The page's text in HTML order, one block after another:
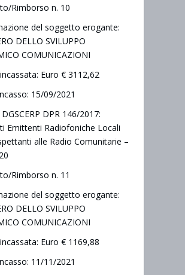
Rimborso n. 10
del soggetto erogante:
DELLO SVILUPPO
COMUNICAZIONI
Euro € 3112,62
15/09/2021
DPR 146/2017:
Emittenti Radiofoniche Locali
alle Radio Comunitarie –
Rimborso n. 11
del soggetto erogante:
DELLO SVILUPPO
COMUNICAZIONI
Euro € 1169,88
11/11/2021